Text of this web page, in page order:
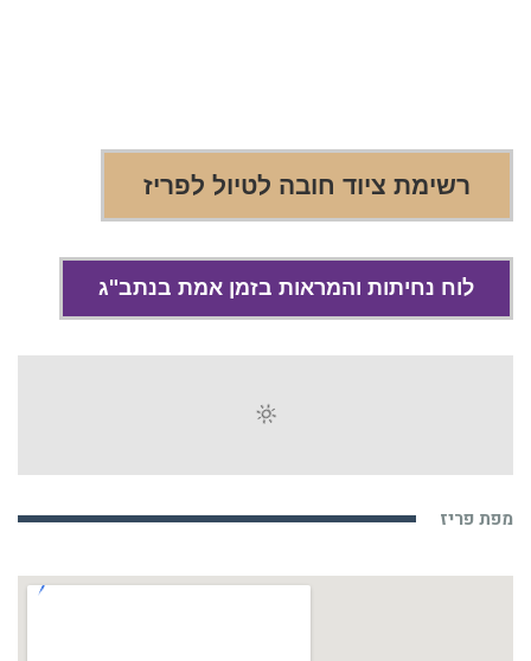
רשימת ציוד חובה לטיול לפריז
לוח נחיתות והמראות בזמן אמת בנתב"ג
מפת פריז